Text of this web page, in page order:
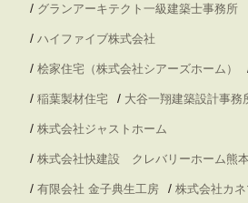
/ グランアーキテクト一級建築士事務所
/ ハイファイブ株式会社
/ 桧家住宅（株式会社シアーズホーム）
/ 稲葉製材住宅 / 大谷一翔建築設計事務
/ 株式会社ジャストホーム
/ 株式会社快建設 クレバリーホーム熊
/ 有限会社 金子典生工房 / 株式会社カネ